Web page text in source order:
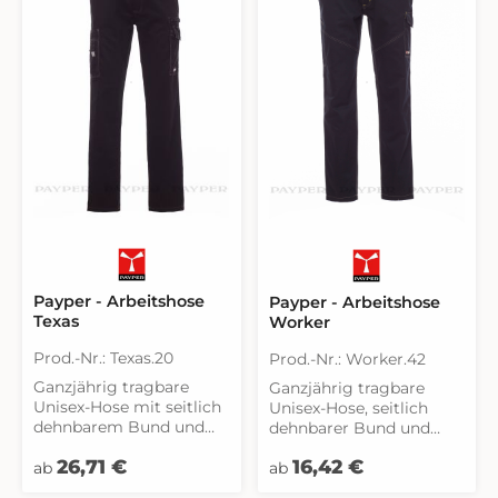
Payper - Arbeitshose
Texas
Prod.-Nr.: Texas.20
Ganzjährig tragbare
Unisex-Hose mit seitlich
dehnbarem Bund und
Hosenschlitz mit
Regulärer Preis:
ab26,71 €
Payper - Arbeitshose
Worker
Prod.-Nr.: Worker.42
Ganzjährig tragbare
Unisex-Hose, seitlich
dehnbarer Bund und
Hosenschlitz mit
Regulärer Preis:
ab 16,42 €